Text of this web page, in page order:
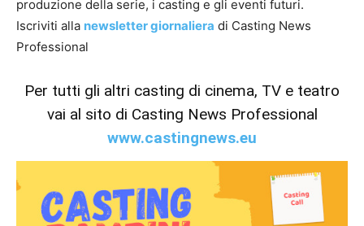
produzione della serie, i casting e gli eventi futuri.
Iscriviti alla newsletter giornaliera di Casting News
Professional
Per tutti gli altri casting di cinema, TV e teatro
vai al sito di Casting News Professional
www.castingnews.eu